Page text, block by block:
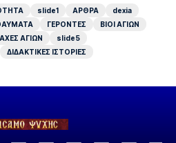
slide1 ΑΡΘΡΑ
dexia
ΓΕΡΟΝΤΕΣ
ΒΙΟΙ ΑΓΙΩΝ
ΑΓΙΩΝ
slide5
ΔΙΔΑΚΤΙΚΕΣ ΙΣΤΟΡΙΕΣ